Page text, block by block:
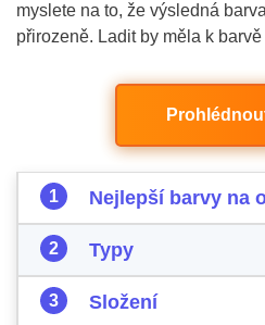
myslete na to, že výsledná
přirozeně. Ladit by měla k
Nejlepší barvy na
Typy
Složení